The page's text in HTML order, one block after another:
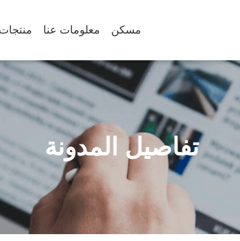
مسكن معلومات عنا منتجات
تفاصيل المدونة